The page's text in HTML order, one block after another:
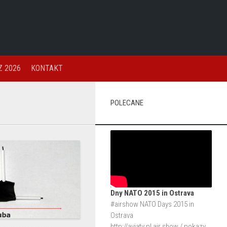
2026 KONTAKT
POLECANE
Dny NATO 2015 in Ostrava
#airshow NATO Days 2015 in
Ostrava